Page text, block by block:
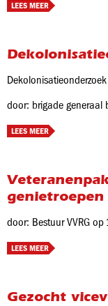
LEES MEER
door: brigade generaal
LEES MEER
door: Bestuur VVRG op
LEES MEER
Gezocht